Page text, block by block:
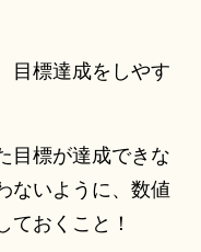
目標達成をしやす
目標が達成できな
ないように、数値
ておくこと！